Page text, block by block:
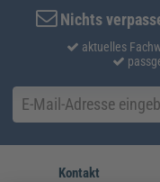
Nichts
aktuelles
Kontakt